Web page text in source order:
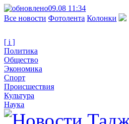
09.08 11:34
Все новости Фотолента Колонки
[ i ]
Политика
Общество
Экономика
Спорт
Происшествия
Культура
Наука